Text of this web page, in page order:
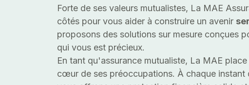
Forte de ses valeurs mutualistes, La MAE
côtés pour vous aider à construire un avenir
proposons des solutions sur mesure conçues
qui vous est précieux.
En tant qu'assurance mutualiste, La MAE place
cœur de ses préoccupations. À chaque instant